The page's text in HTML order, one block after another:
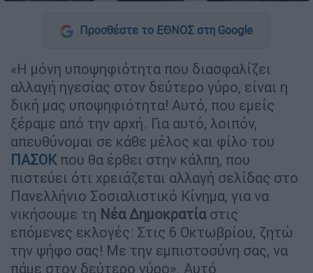
Προσθέστε το ΕΘΝΟΣ στη Google
«Η μόνη υποψηφιότητα που διασφαλίζει
αλλαγή ηγεσίας στον δεύτερο γύρο, είναι η
δική μας υποψηφιότητα! Αυτό, που εμείς
ξέραμε από την αρχή. Για αυτό, λοιπόν,
απευθύνομαι σε κάθε μέλος και φίλο του
ΠΑΣΟΚ που θα έρθει στην κάλπη, που
πιστεύει ότι χρειάζεται αλλαγή σελίδας στο
Πανελλήνιο Σοσιαλιστικό Κίνημα, για να
νικήσουμε τη Νέα Δημοκρατίαστις
επόμενες εκλογές: Στις 6 Οκτωβρίου, ζητώ
την ψήφο σας! Με την εμπιστοσύνη σας, να
πάμε στον δεύτερο γύρο». Αυτό